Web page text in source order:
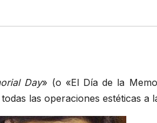
Day» (o «El Día de la
las operaciones estéticas a